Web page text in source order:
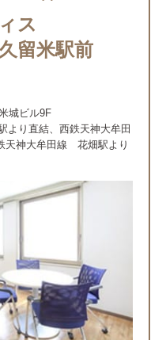
ス
留米駅前
城ビル9F
より直結、西鉄天神大牟田
天神大牟田線 花畑駅より